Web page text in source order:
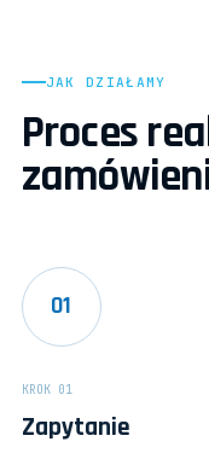
JAK DZIAŁAMY
Proces
01
KROK 01
Zapytanie